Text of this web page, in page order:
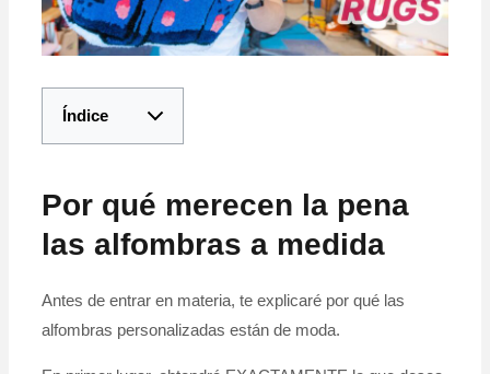
Índice
Por qué merecen la pena
las alfombras a medida
Antes de entrar en materia, te explicaré por qué las
alfombras personalizadas están de moda.